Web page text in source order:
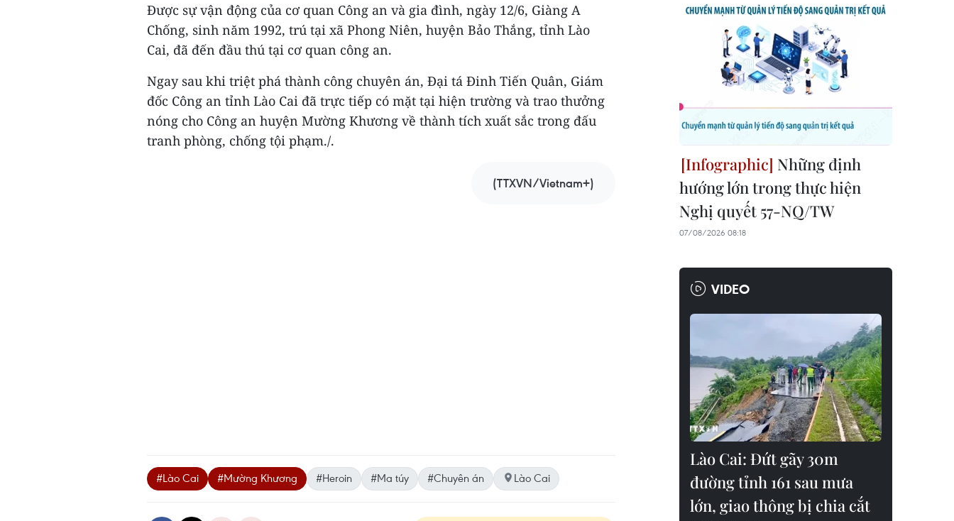
Được sự vận động của cơ quan Công an và gia đình, ngày 12/6, Giàng A
Chống, sinh năm 1992, trú tại xã Phong Niên, huyện Bảo Thắng, tỉnh Lào
Cai, đã đến đầu thú tại cơ quan công an.
Ngay sau khi triệt phá thành công chuyên án, Đại tá Đinh Tiến Quân, Giám
đốc Công an tỉnh Lào Cai đã trực tiếp có mặt tại hiện trường và trao thưởng
nóng cho Công an huyện Mường Khương về thành tích xuất sắc trong đấu
tranh phòng, chống tội phạm./.
(TTXVN/Vietnam+)
#Lào Cai #Mường Khương #Heroin #Ma túy #Chuyên án Lào Cai
Những định
hướng lớn trong thực hiện
Nghị quyết 57-NQ/TW
07/08/2026 08:18
VIDEO
Lào Cai: Đứt gãy 30m
đường tỉnh 161 sau mưa
lớn, giao thông bị chia cắt